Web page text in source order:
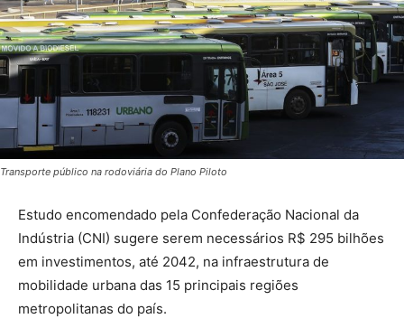
Transporte público na rodoviária do Plano Piloto
Estudo encomendado pela Confederação Nacional da
Indústria (CNI) sugere serem necessários R$ 295 bilhões
em investimentos, até 2042, na infraestrutura de
mobilidade urbana das 15 principais regiões
metropolitanas do país.